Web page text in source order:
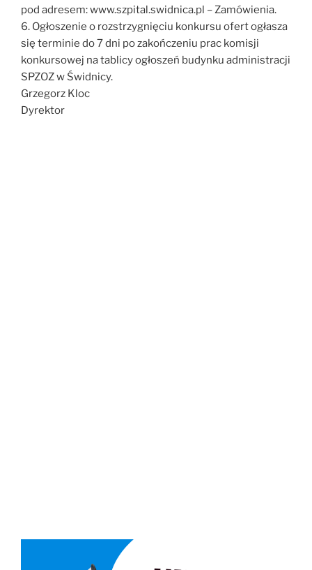
pod adresem: www.szpital.swidnica.pl – Zamówienia.
6. Ogłoszenie o rozstrzygnięciu konkursu ofert ogłasza
się terminie do 7 dni po zakończeniu prac komisji
konkursowej na tablicy ogłoszeń budynku administracji
SPZOZ w Świdnicy.
Grzegorz Kloc
Dyrektor